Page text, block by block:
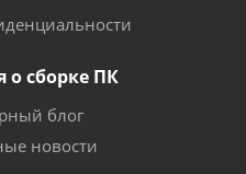
сборке ПК
блог
новости